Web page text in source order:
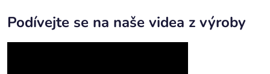
Podívejte se na naše videa z výroby